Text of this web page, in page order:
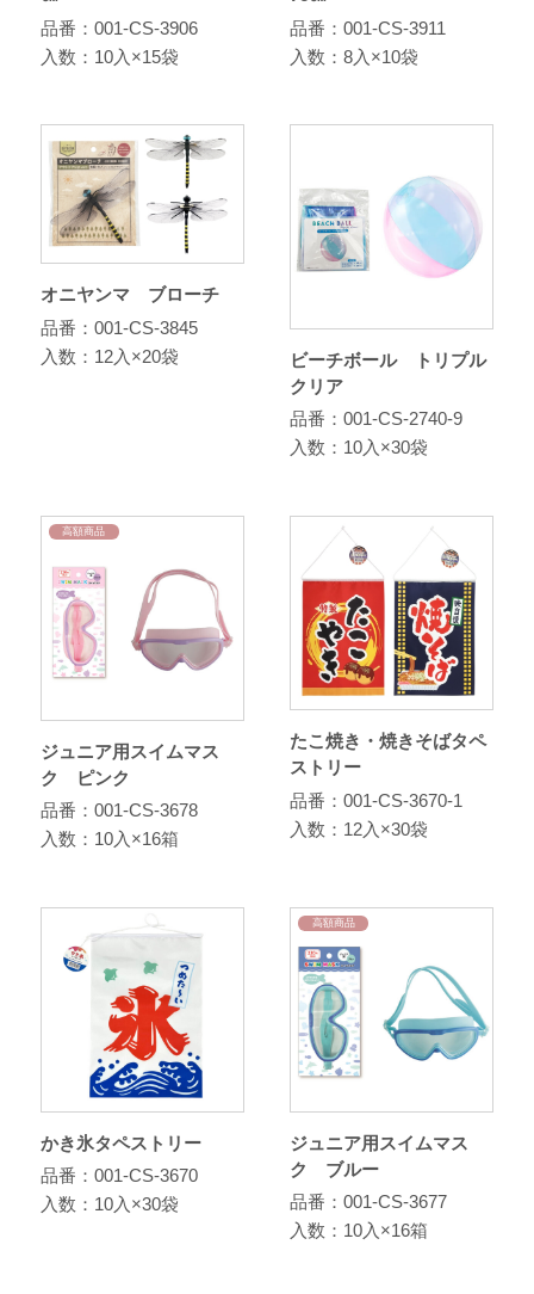
品番：001-CS-3906
入数：10入×15袋
品番：001-CS-3911
入数：8入×10袋
オニヤンマ ブローチ
品番：001-CS-3845
入数：12入×20袋
ビーチボール トリプル
クリア
品番：001-CS-2740-9
入数：10入×30袋
高額商品
ジュニア用スイムマス
ク ピンク
品番：001-CS-3678
入数：10入×16箱
たこ焼き・焼きそばタペ
ストリー
品番：001-CS-3670-1
入数：12入×30袋
かき氷タペストリー
品番：001-CS-3670
入数：10入×30袋
高額商品
ジュニア用スイムマス
ク ブルー
品番：001-CS-3677
入数：10入×16箱